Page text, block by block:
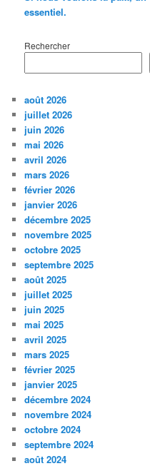
essentiel.
Rechercher
août 2026
juillet 2026
juin 2026
mai 2026
avril 2026
mars 2026
février 2026
janvier 2026
décembre 2025
novembre 2025
octobre 2025
septembre 2025
août 2025
juillet 2025
juin 2025
mai 2025
avril 2025
mars 2025
février 2025
janvier 2025
décembre 2024
novembre 2024
octobre 2024
septembre 2024
août 2024